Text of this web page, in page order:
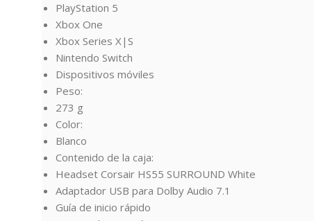
PlayStation 5
Xbox One
Xbox Series X|S
Nintendo Switch
Dispositivos móviles
Peso:
273 g
Color:
Blanco
Contenido de la caja:
Headset Corsair HS55 SURROUND White
Adaptador USB para Dolby Audio 7.1
Guía de inicio rápido